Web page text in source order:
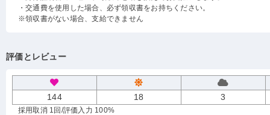
・交通費を使用した場合、必ず領収書をお持ちください。
※領収書がない場合、支給できません
評価とレビュー
144 18 3
採用取消 1回 /評価入力 100%